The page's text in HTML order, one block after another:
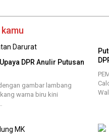
DPR Anulir Putusan
gambar lambang
warna biru kini